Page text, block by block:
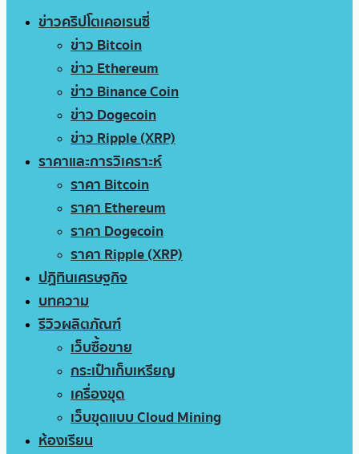
ข่าวคริปโตเคอเรนซี่
ข่าว Bitcoin
ข่าว Ethereum
ข่าว Binance Coin
ข่าว Dogecoin
ข่าว Ripple (XRP)
ราคาและการวิเคราะห์
ราคา Bitcoin
ราคา Ethereum
ราคา Dogecoin
ราคา Ripple (XRP)
ปฏิทินเศรษฐกิจ
บทความ
รีวิวผลิตภัณฑ์
เว็บซื้อขาย
กระเป๋าเก็บเหรียญ
เครื่องขุด
เว็บขุดแบบ Cloud Mining
ห้องเรียน